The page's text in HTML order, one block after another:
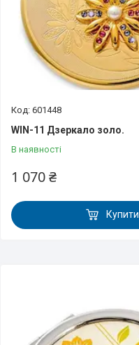
601448
WIN-11 Дзеркало золо.
В наявності
1 070 ₴
Купити